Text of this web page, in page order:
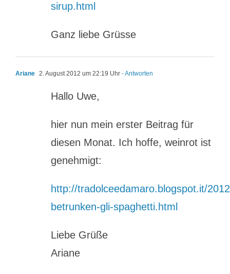
sirup.html
Ganz liebe Grüsse
Ariane 2. August 2012 um 22:19 Uhr - Antworten
Hallo Uwe,
hier nun mein erster Beitrag für
diesen Monat. Ich hoffe, weinrot ist
genehmigt:
http://tradolceedamaro.blogspot.it/
betrunken-gli-spaghetti.html
Liebe Grüße
Ariane